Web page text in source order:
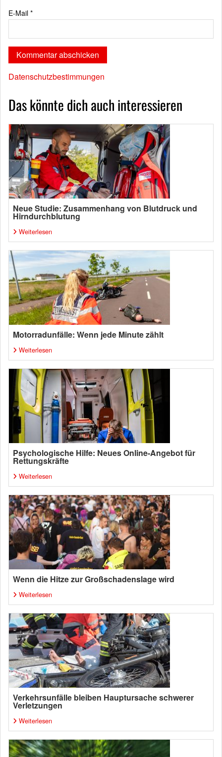
E-Mail *
Datenschutzbestimmungen
Das könnte dich auch interessieren
Neue Studie: Zusammenhang von Blutdruck und
Hirndurchblutung
Weiterlesen
Motorradunfälle: Wenn jede Minute zählt
Weiterlesen
Psychologische Hilfe: Neues Online-Angebot für
Rettungskräfte
Weiterlesen
Wenn die Hitze zur Großschadenslage wird
Weiterlesen
Verkehrsunfälle bleiben Hauptursache schwerer
Verletzungen
Weiterlesen